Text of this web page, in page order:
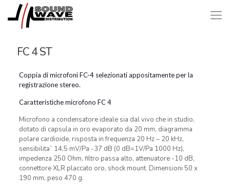
FC 4 ST
Coppia di microfoni FC-4 selezionati appositamente per la
registrazione stereo.
Caratteristiche microfono FC 4
Microfono a condensatore ideale sia dal vivo che in studio,
dotato di capsula in oro evaporato da 20 mm, diagramma
polare cardioide, risposta in frequenza 20 Hz – 20 kHz,
sensibilita` 14,5 mV/Pa -37 dB (0 dB=1V/Pa 1000 Hz),
impedenza 250 Ohm, filtro passa alto, attenuatore -10 dB,
connettore XLR placcato oro, shock mount. Dimensioni 50 x
190 mm, peso 470 g.